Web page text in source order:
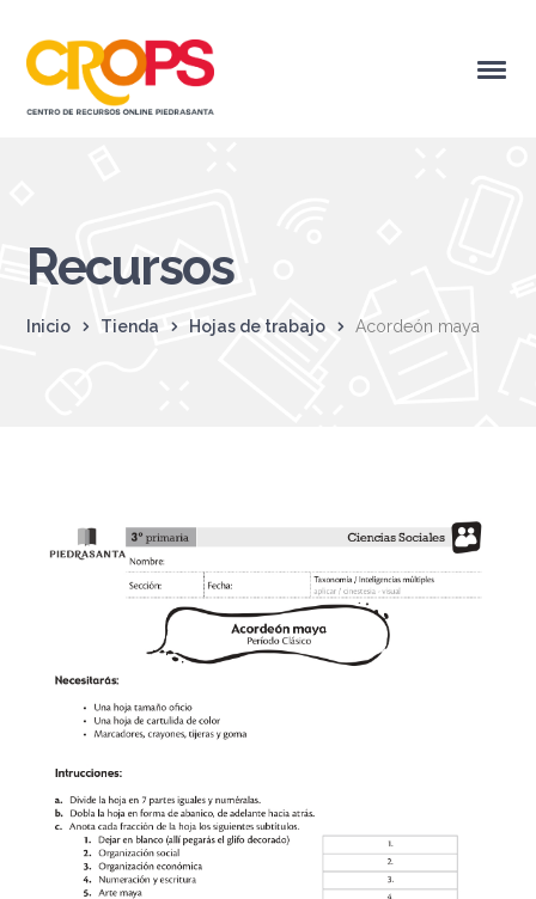
Recursos
Inicio Tienda Hojas de trabajo Acordeón maya